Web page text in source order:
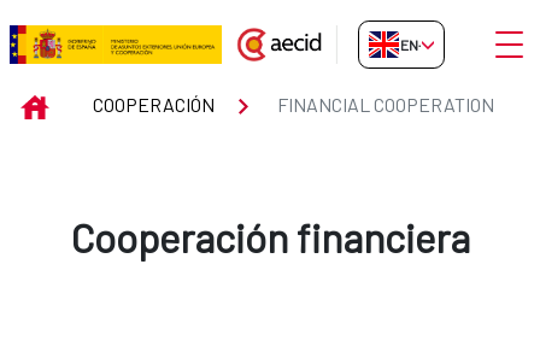
Skip to Main Content
FINANCIAL COOPERATION
EN-GB
INICIOCOOPERACIÓN FINANCIAL COOPERATION
Cooperación financiera